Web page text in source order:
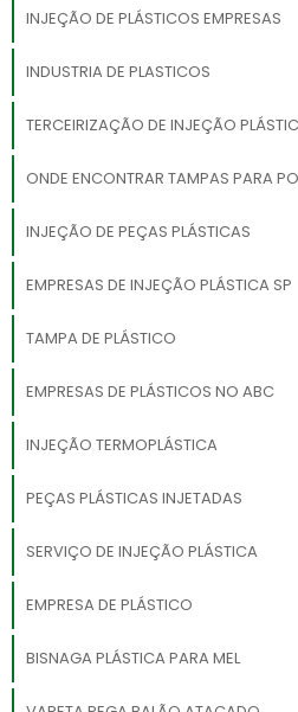
INJEÇÃO DE PLÁSTICOS EMPRESAS
INDUSTRIA DE PLASTICOS
TERCEIRIZAÇÃO DE INJEÇÃO
ONDE ENCONTRAR TAMPAS PARA
INJEÇÃO DE PEÇAS PLÁSTICAS
EMPRESAS DE INJEÇÃO PLÁSTICA SP
TAMPA DE PLÁSTICO
EMPRESAS DE PLÁSTICOS NO ABC
INJEÇÃO TERMOPLÁSTICA
PEÇAS PLÁSTICAS INJETADAS
SERVIÇO DE INJEÇÃO PLÁSTICA
EMPRESA DE PLÁSTICO
BISNAGA PLÁSTICA PARA MEL